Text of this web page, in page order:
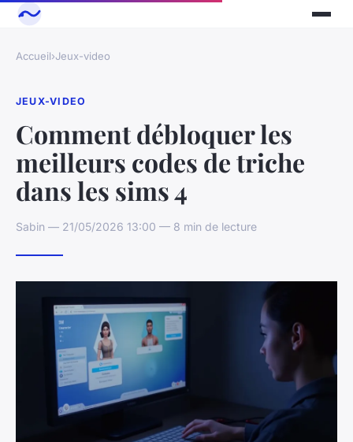
Accueil›Jeux-video
JEUX-VIDEO
Comment débloquer les
meilleurs codes de triche
dans les sims 4
Sabin — 21/05/2026 13:00 — 8 min de lecture